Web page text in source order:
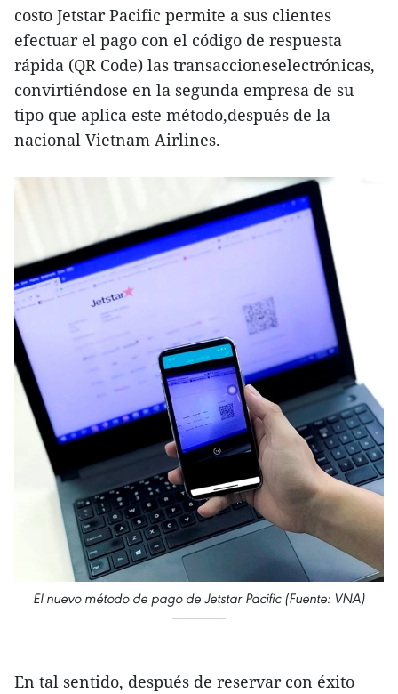
costo Jetstar Pacific permite a sus clientes
efectuar el pago con el código de respuesta
rápida (QR Code) las transaccioneselectrónicas,
convirtiéndose en la segunda empresa de su
tipo que aplica este método,después de la
nacional Vietnam Airlines.
El nuevo método de pago de Jetstar Pacific (Fuente: VNA)
En tal sentido, después de reservar con éxito